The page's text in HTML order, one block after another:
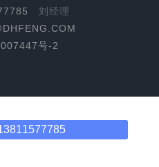
刘经理
号-2